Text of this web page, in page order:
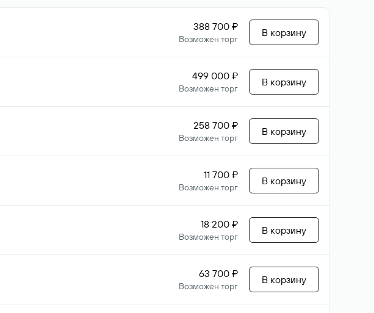
388 700 ₽
Возможен торг
В корзину
499 000 ₽
Возможен торг
В корзину
258 700 ₽
Возможен торг
В корзину
11 700 ₽
Возможен торг
В корзину
18 200 ₽
Возможен торг
В корзину
63 700 ₽
Возможен торг
В корзину